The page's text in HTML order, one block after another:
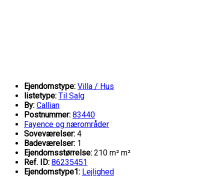
Ejendomstype: Villa / Hus
listetype: Til Salg
By: Callian
Postnummer: 83440
Fayence og nærområder
Soveværelser: 4
Badeværelser: 1
Ejendomsstørrelse: 210 m² m²
Ref. ID: 86235451
Ejendomstype1: Lejlighed